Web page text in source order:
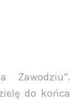
Zawodziu”.
do końca